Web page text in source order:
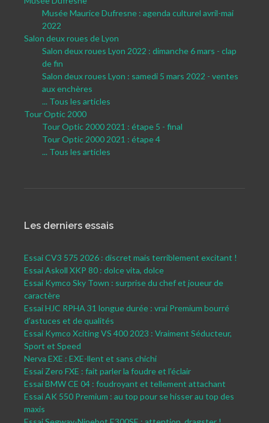
Musée Maurice Dufresne : agenda culturel avril-mai
2022
Salon deux roues de Lyon
Salon deux roues Lyon 2022 : dimanche 6 mars - clap
de fin
Salon deux roues Lyon : samedi 5 mars 2022 - ventes
aux enchères
... Tous les articles
Tour Optic 2000
Tour Optic 2000 2021 : étape 5 - final
Tour Optic 2000 2021 : étape 4
... Tous les articles
Les derniers essais
Essai CV3 575 2026 : discret mais terriblement excitant !
Essai Askoll XKP 80 : dolce vita, dolce
Essai Kymco Sky Town : surprise du chef et joueur de
caractère
Essai HJC RPHA 31 longue durée : vrai Premium bourré
d’astuces et de qualités
Essai Kymco Xciting VS 400 2023 : Vraiment Séducteur,
Sport et Speed
Nerva EXE : EXE-llent et sans chichi
Essai Zero FXE : fait parler la foudre et l’éclair
Essai BMW CE 04 : foudroyant et tellement attachant
Essai AK 550 Premium : au top pour se hisser au top des
maxis